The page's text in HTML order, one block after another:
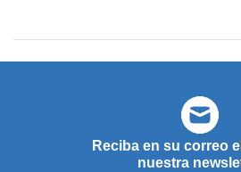
Reciba en su correo
nuestra